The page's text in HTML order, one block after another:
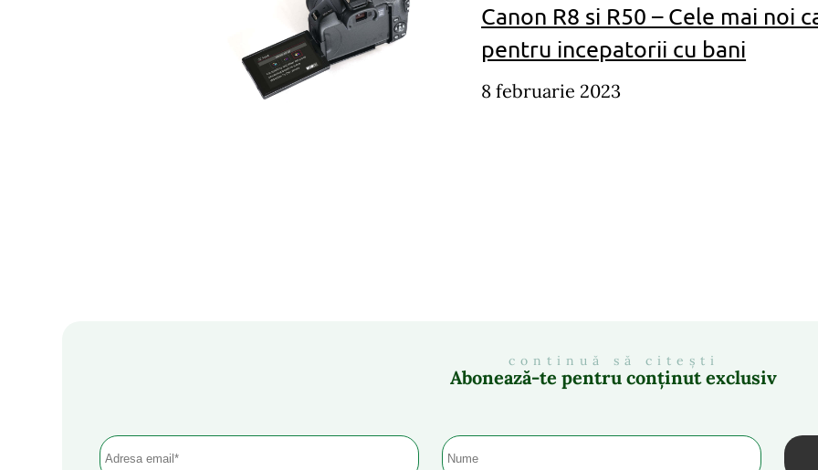
Canon R8 si R50 – Cele mai noi
pentru incepatorii cu bani
8 februarie 2023
continuă să citești
Abonează-te pentru conținut exclusiv